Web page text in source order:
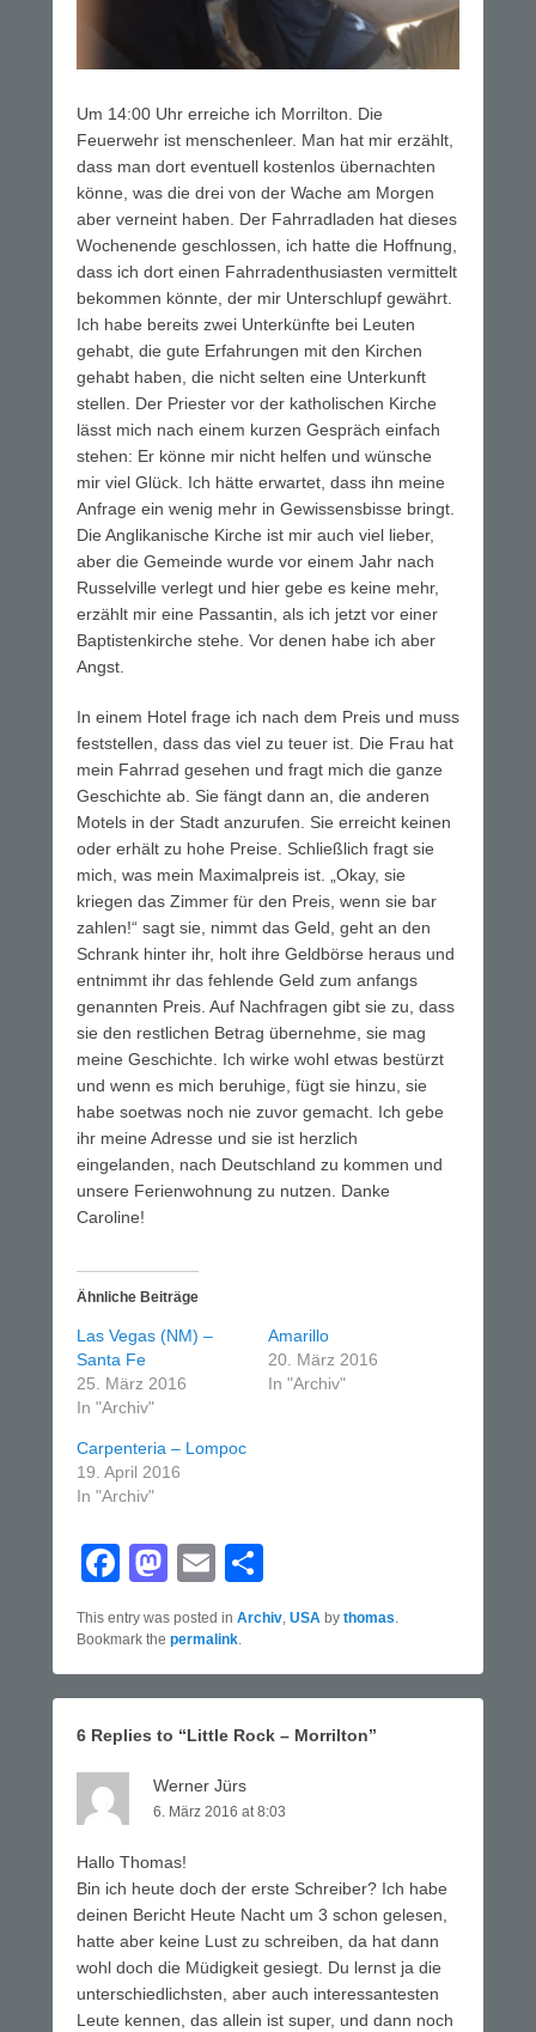
Um 14:00 Uhr erreiche ich Morrilton. Die
Feuerwehr ist menschenleer. Man hat mir erzählt,
dass man dort eventuell kostenlos übernachten
könne, was die drei von der Wache am Morgen
aber verneint haben. Der Fahrradladen hat dieses
Wochenende geschlossen, ich hatte die Hoffnung,
dass ich dort einen Fahrradenthusiasten vermittelt
bekommen könnte, der mir Unterschlupf gewährt.
Ich habe bereits zwei Unterkünfte bei Leuten
gehabt, die gute Erfahrungen mit den Kirchen
gehabt haben, die nicht selten eine Unterkunft
stellen. Der Priester vor der katholischen Kirche
lässt mich nach einem kurzen Gespräch einfach
stehen: Er könne mir nicht helfen und wünsche
mir viel Glück. Ich hätte erwartet, dass ihn meine
Anfrage ein wenig mehr in Gewissensbisse bringt.
Die Anglikanische Kirche ist mir auch viel lieber,
aber die Gemeinde wurde vor einem Jahr nach
Russelville verlegt und hier gebe es keine mehr,
erzählt mir eine Passantin, als ich jetzt vor einer
Baptistenkirche stehe. Vor denen habe ich aber
Angst.
In einem Hotel frage ich nach dem Preis und muss
feststellen, dass das viel zu teuer ist. Die Frau hat
mein Fahrrad gesehen und fragt mich die ganze
Geschichte ab. Sie fängt dann an, die anderen
Motels in der Stadt anzurufen. Sie erreicht keinen
oder erhält zu hohe Preise. Schließlich fragt sie
mich, was mein Maximalpreis ist. „Okay, sie
kriegen das Zimmer für den Preis, wenn sie bar
zahlen!“ sagt sie, nimmt das Geld, geht an den
Schrank hinter ihr, holt ihre Geldbörse heraus und
entnimmt ihr das fehlende Geld zum anfangs
genannten Preis. Auf Nachfragen gibt sie zu, dass
sie den restlichen Betrag übernehme, sie mag
meine Geschichte. Ich wirke wohl etwas bestürzt
und wenn es mich beruhige, fügt sie hinzu, sie
habe soetwas noch nie zuvor gemacht. Ich gebe
ihr meine Adresse und sie ist herzlich
eingelanden, nach Deutschland zu kommen und
unsere Ferienwohnung zu nutzen. Danke
Caroline!
Ähnliche Beiträge
Las Vegas (NM) –
Santa Fe
25. März 2016
In "Archiv"
Amarillo
20. März 2016
In "Archiv"
Carpenteria – Lompoc
19. April 2016
In "Archiv"
F
a
c
e
o
k
M
st
o
o
n
E
m
ail
eil
e
n
This entry was posted in Archiv, USA by thomas.
Bookmark the permalink.
6 Replies to “Little Rock – Morrilton”
Werner Jürs
6. März 2016 at 8:03
Hallo Thomas!
Bin ich heute doch der erste Schreiber? Ich habe
deinen Bericht Heute Nacht um 3 schon gelesen,
hatte aber keine Lust zu schreiben, da hat dann
wohl doch die Müdigkeit gesiegt. Du lernst ja die
unterschiedlichsten, aber auch interessantesten
Leute kennen, das allein ist super, und dann noch